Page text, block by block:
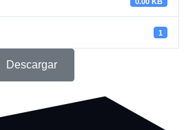
1
Descargar